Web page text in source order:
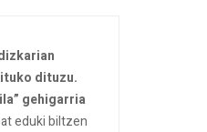
dituzu.
gehigarria
eduki biltzen